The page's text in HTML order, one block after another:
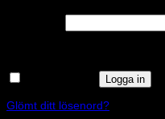
Obligatoriskt
Logga in
Glömt ditt lösenord?